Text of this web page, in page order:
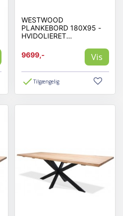
WESTWOOD
PLANKEBORD 180X95 -
HVIDOLIERET
STJERNE UNDERSTEL
9699,- Vis
Tilgængelig